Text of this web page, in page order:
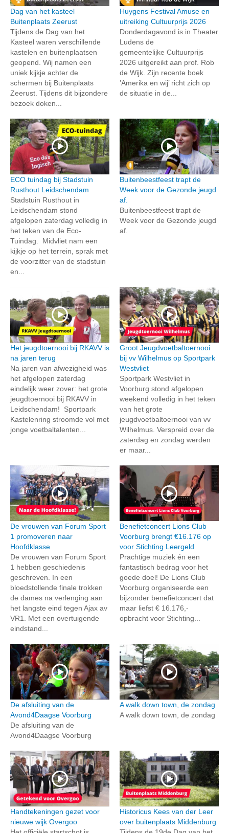
Dag van het kasteel
Buitenplaats Zeerust
Tijdens de Dag van het
Kasteel waren verschillende
kastelen en buitenplaatsen
geopend. Wij namen een
uniek kijkje achter de
schermen bij Buitenplaats
Zeerust. Tijdens dit bijzondere
bezoek doken...
Huygens Festival Amuse en
uitreiking Cultuurprijs 2026
Donderdagavond is in Theater
Ludens de
gemeentelijke Cultuurprijs
2026 uitgereikt aan prof. Rob
de Wijk. Zijn recente boek
’Amerika en wij’ richt zich op
de situatie in de...
ECO tuindag bij Stadstuin
Rusthout Leidschendam
Stadstuin Rusthout in
Leidschendam stond
afgelopen zaterdag volledig in
het teken van de Eco-
Tuindag. Midvliet nam een
kijkje op het terrein, sprak met
de voorzitter van de stadstuin
en...
Buitenbeestfeest trapt de
Week voor de Gezonde jeugd
af.
Buitenbeestfeest trapt de
Week voor de Gezonde jeugd
af.
Het jeugdtoernooi bij RKAVV is
na jaren terug
Na jaren van afwezigheid was
het afgelopen zaterdag
eindelijk weer zover: het grote
jeugdtoernooi bij RKAVV in
Leidschendam! Sportpark
Kastelenring stroomde vol met
jonge voetbaltalenten...
Groot Jeugdvoetbaltoernooi
bij vv Wilhelmus op Sportpark
Westvliet
Sportpark Westvliet in
Voorburg stond afgelopen
weekend volledig in het teken
van het grote
jeugdvoetbaltoernooi van vv
Wilhelmus. Verspreid over de
zaterdag en zondag werden
er maar...
De vrouwen van Forum Sport
1 promoveren naar
Hoofdklasse
De vrouwen van Forum Sport
1 hebben geschiedenis
geschreven. In een
bloedstollende finale trokken
de dames na verlenging aan
het langste eind tegen Ajax av
VR1. Met een overtuigende
eindstand...
Benefietconcert Lions Club
Voorburg brengt €16.176 op
voor Stichting Leergeld
Prachtige muziek én een
fantastisch bedrag voor het
goede doel! De Lions Club
Voorburg organiseerde een
bijzonder benefietconcert dat
maar liefst € 16.176,-
opbracht voor Stichting...
De afsluiting van de
Avond4Daagse Voorburg
De afsluiting van de
Avond4Daagse Voorburg
A walk down town, de zondag
A walk down town, de zondag
Handtekeningen gezet voor
nieuwe wijk Overgoo
Historicus Kees van der Leer
over buitenplaats Middenburg